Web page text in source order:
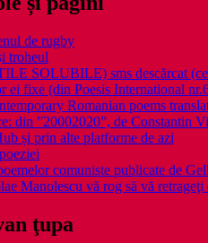
de rugby
troheul
SOLUBILE) sms descărcat
ei fixe (din Poesis International
Romanian poems
din ”20002020”, de Constantin
și prin alte platforme de azi
comuniste publicate de
Manolescu vă rog să vă
ţupa